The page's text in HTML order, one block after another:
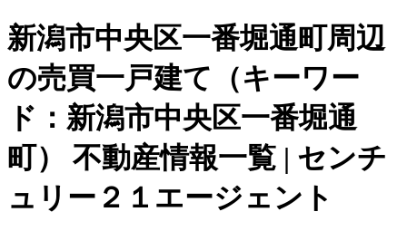
新潟市中央区一番堀通町周辺
の売買一戸建て（キーワー
ド：新潟市中央区一番堀通
町） 不動産情報一覧 | センチ
ュリー２１エージェント